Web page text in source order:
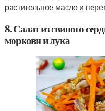
растительное масло и
8. Салат из свиного
моркови и лука